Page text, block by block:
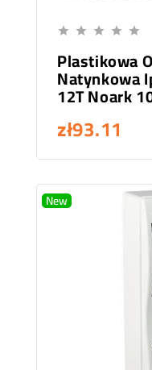
    
Plastikowa
Natynkowa
12T Noark
zł93.11
New